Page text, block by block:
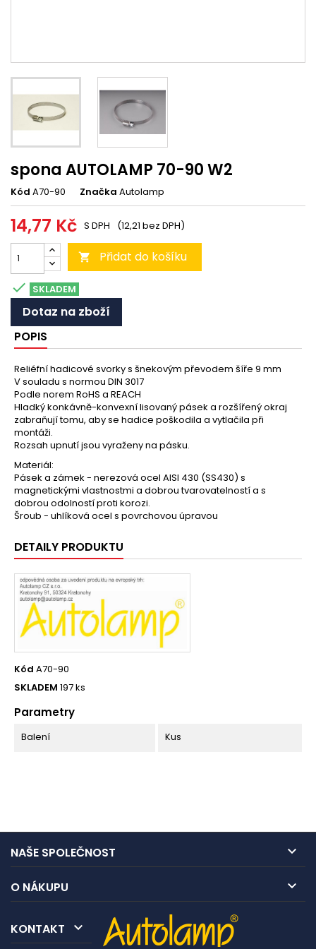
spona AUTOLAMP 70-90 W2
Kód A70-90 Značka Autolamp
14,77 Kč S DPH (12,21 bez DPH)
 Přidat do košíku
 SKLADEM
Dotaz na zboží
POPIS
Reliéfní hadicové svorky s šnekovým převodem šíře 9 mm
V souladu s normou DIN 3017
Podle norem RoHS a REACH
Hladký konkávně-konvexní lisovaný pásek a rozšířený okraj
zabraňují tomu, aby se hadice poškodila a vytlačila při
montáži.
Rozsah upnutí jsou vyraženy na pásku.
Materiál:
Pásek a zámek - nerezová ocel AISI 430 (SS430) s
magnetickými vlastnostmi a dobrou tvarovatelností a s
dobrou odolností proti korozi.
Šroub - uhlíková ocel s povrchovou úpravou
DETAILY PRODUKTU
Kód A70-90
SKLADEM 197 ks
Parametry
Balení Kus
NAŠE SPOLEČNOST 
O NÁKUPU 
KONTAKT 